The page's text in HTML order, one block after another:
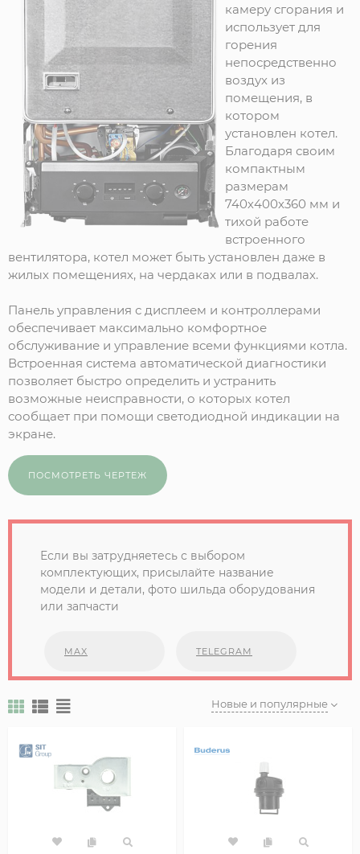
камеру сгорания и
использует для
горения
непосредственно
воздух из
помещения, в
котором
установлен котел.
Благодаря своим
компактным
размерам
740х400х360 мм и
тихой работе
встроенного
вентилятора, котел может быть установлен даже в
жилых помещениях, на чердаках или в подвалах.
Панель управления с дисплеем и контроллерами
обеспечивает максимально комфортное
обслуживание и управление всеми функциями котла.
Встроенная система автоматической диагностики
позволяет быстро определить и устранить
возможные неисправности, о которых котел
сообщает при помощи светодиодной индикации на
экране.
ПОСМОТРЕТЬ ЧЕРТЕЖ
Если вы затрудняетесь с выбором
комплектующих, присылайте название
модели и детали, фото шильда оборудования
или запчасти
MAX TELEGRAM
Новые и популярные